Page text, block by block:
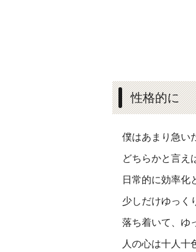
性格的に
僕はあまり急い
どちらかと言え
日常的に効率化
少しだけゆっく
落ち着いて、ゆ
人の心は十人十